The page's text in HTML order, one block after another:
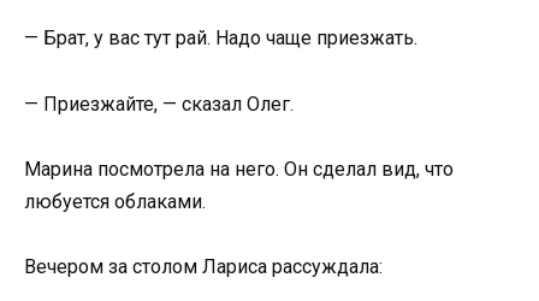
— Брат, у вас тут рай. Надо чаще приезжать.
— Приезжайте, — сказал Олег.
Марина посмотрела на него. Он сделал вид, что
любуется облаками.
Вечером за столом Лариса рассуждала: